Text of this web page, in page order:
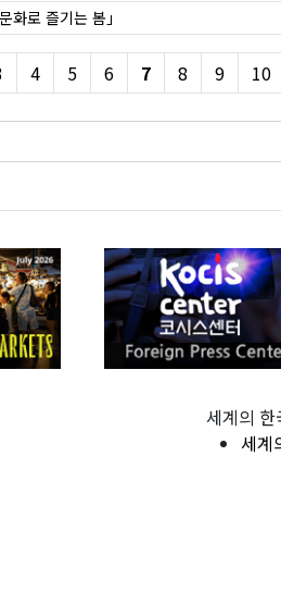
로 즐기는 봄」
4 5 6 7 8 9 10
세계의 한
세계